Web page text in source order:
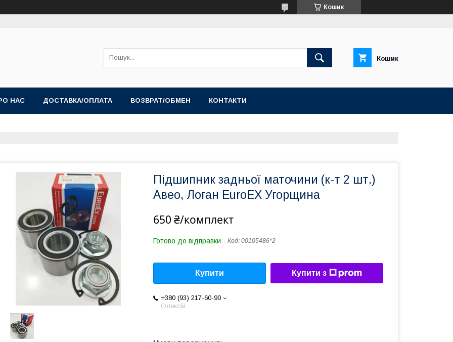
Кошик
Кошик
НАС ДОСТАВКА/ОПЛАТА ВОЗВРАТ/ОБМЕН КОНТАКТИ
Підшипник задньої маточини (к-т 2 шт.)
Авео, Логан EuroEX Угорщина
650 ₴/комплект
Готово до відправки Код: 00105486*2
Купити Купити з
+380 (93) 217-60-90
Олексій